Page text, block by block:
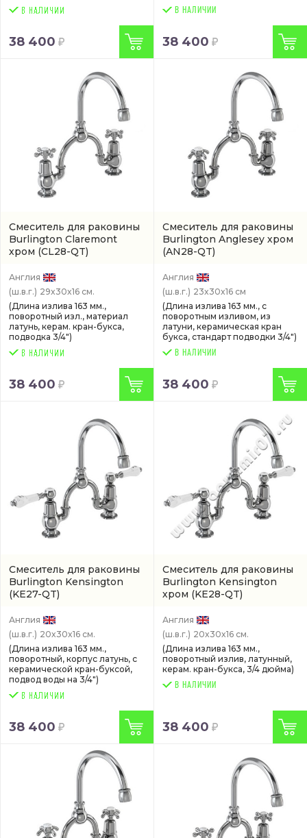
38 400
В НАЛИЧИИ
38 400
Смеситель для раковины
Burlington Claremont
хром (CL28-QT)
Англия
(ш.в.г.) 29x30x16 см.
(Длина излива 163 мм.,
поворотный изл., материал
латунь, керам. кран-букса,
подводка 3/4")
38 400
Смеситель для раковины
Burlington Anglesey хром
(AN28-QT)
Англия
(ш.в.г.) 23x30x16 см
(Длина излива 163 мм., с
поворотным изливом, из
латуни, керамическая кран
букса, стандарт подводки 3/4")
В НАЛИЧИИ
38 400
Смеситель для раковины
Burlington Kensington
(KE27-QT)
Англия
(ш.в.г.) 20x30x16 см.
(Длина излива 163 мм.,
поворотный, корпус латунь, с
керамической кран-буксой,
подвод воды на 3/4")
38 400
Смеситель для раковины
Burlington Kensington
хром (KE28-QT)
Англия
(ш.в.г.) 20x30x16 см.
(Длина излива 163 мм.,
поворотный излив, латунный,
керам. кран-букса, 3/4 дюйма)
В НАЛИЧИИ
38 400